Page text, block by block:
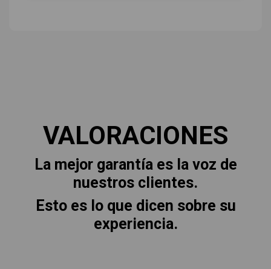
VALORACIONES
La mejor garantía es la voz de
nuestros clientes.
Esto es lo que dicen sobre su
experiencia.